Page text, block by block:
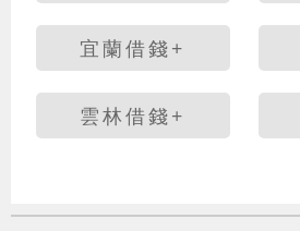
宜蘭借錢+
雲林借錢+